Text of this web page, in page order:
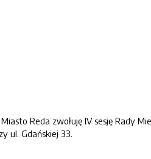
Reda zwołuję IV sesję Rady
ul. Gdańskiej 33.